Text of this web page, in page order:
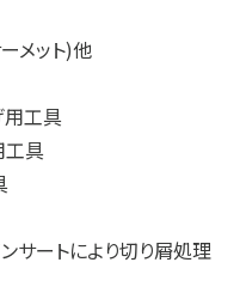
ット)他
工具
具
ートにより切り屑処理